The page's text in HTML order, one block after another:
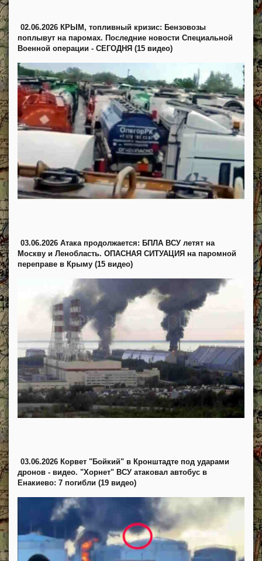
02.06.2026 КРЫМ, топливный кризис: Бензовозы
поплывут на паромах. Последние новости Специальной
Военной операции - СЕГОДНЯ (15 видео)
03.06.2026 Атака продолжается: БПЛА ВСУ летят на
Москву и Ленобласть. ОПАСНАЯ СИТУАЦИЯ на паромной
переправе в Крыму (15 видео)
03.06.2026 Корвет "Бойкий" в Кронштадте под ударами
дронов - видео. "Хорнет" ВСУ атаковал автобус в
Енакиево: 7 погибли (19 видео)